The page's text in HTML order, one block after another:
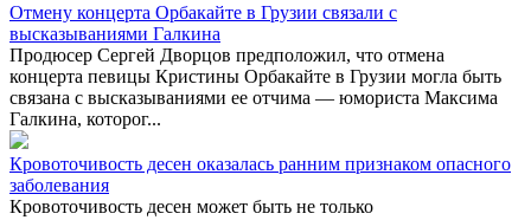
Отмену концерта Орбакайте в Грузии связали с
высказываниями Галкина
Продюсер Сергей Дворцов предположил, что отмена
концерта певицы Кристины Орбакайте в Грузии могла быть
связана с высказываниями ее отчима — юмориста Максима
Галкина, которог...
Кровоточивость десен оказалась ранним признаком опасного
заболевания
Кровоточивость десен может быть не только